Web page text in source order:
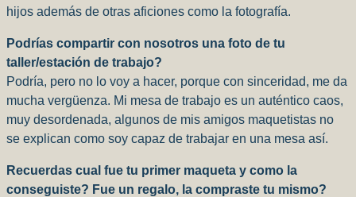
hijos además de otras aficiones como la fotografía.
Podrías compartir con nosotros una foto de tu
taller/estación de trabajo?
Podría, pero no lo voy a hacer, porque con sinceridad, me da
mucha vergüenza. Mi mesa de trabajo es un auténtico caos,
muy desordenada, algunos de mis amigos maquetistas no
se explican como soy capaz de trabajar en una mesa así.
Recuerdas cual fue tu primer maqueta y como la
conseguiste? Fue un regalo, la compraste tu mismo?